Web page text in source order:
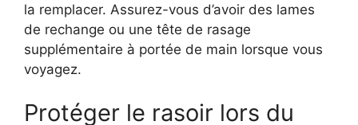
la remplacer. Assurez-vous d’avoir des lames
de rechange ou une tête de rasage
supplémentaire à portée de main lorsque vous
voyagez.
Protéger le rasoir lors du